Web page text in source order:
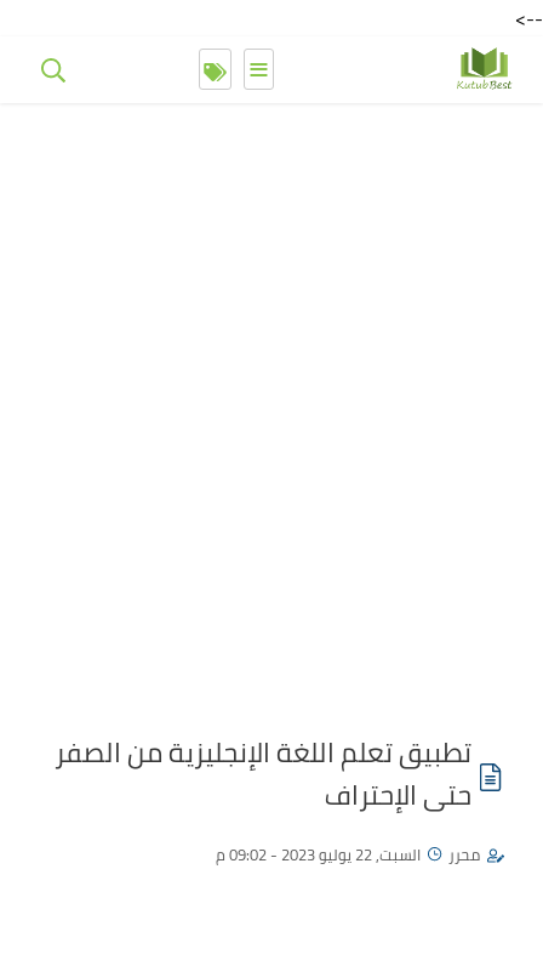
-->
≡
تطبيق تعلم اللغة الإنجليزية من الصفر
حتى الإحتراف
محرر السبت, 22 يوليو 2023 - 09:02 م